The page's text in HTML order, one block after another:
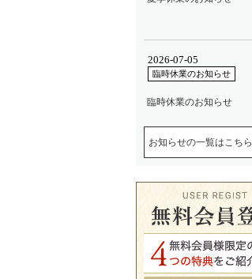
お知らせの一覧はこちら